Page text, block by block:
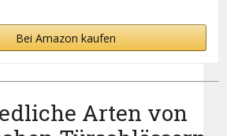
Bei Amazon kaufen
Arten von